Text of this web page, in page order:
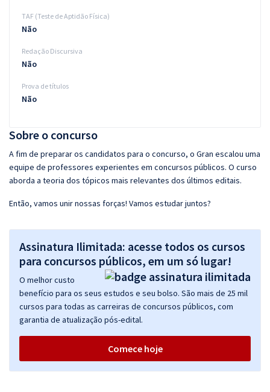
Sobre o concurso
A fim de preparar os candidatos para o concurso, o Gran escalou uma
equipe de professores experientes em concursos públicos. O curso
aborda a teoria dos tópicos mais relevantes dos últimos editais.
Então, vamos unir nossas forças! Vamos estudar juntos?
Assinatura Ilimitada: acesse todos os cursos
para concursos públicos, em um só lugar!
O melhor custo
benefício para os seus estudos e seu bolso. São mais de 25 mil
cursos para todas as carreiras de concursos públicos, com
garantia de atualização pós-edital.
Comece hoje
TAF (Teste de Aptidão Física)
Não
Redação Discursiva
Não
Prova de títulos
Não